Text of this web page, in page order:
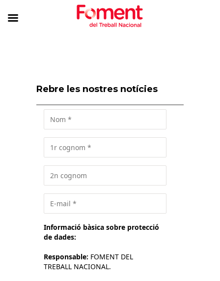
Rebre les nostres notícies
Informació bàsica sobre protecció
de dades:
Responsable: FOMENT DEL
TREBALL NACIONAL.